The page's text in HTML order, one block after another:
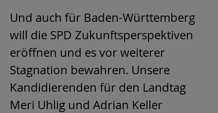
Und auch für Baden-Württemberg
will die SPD Zukunftsperspektiven
eröffnen und es vor weiterer
Stagnation bewahren. Unsere
Kandidierenden für den Landtag
Meri Uhlig und Adrian Keller